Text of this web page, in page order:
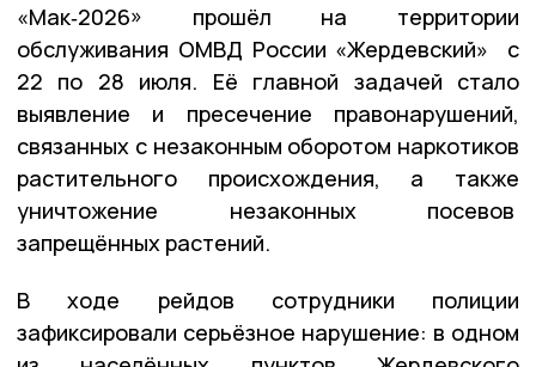
«Мак‑2026» прошёл на территории
обслуживания ОМВД России «Жердевский» с
22 по 28 июля. Её главной задачей стало
выявление и пресечение правонарушений,
связанных с незаконным оборотом наркотиков
растительного происхождения, а также
уничтожение незаконных посевов
запрещённых растений.
В ходе рейдов сотрудники полиции
зафиксировали серьёзное нарушение: в одном